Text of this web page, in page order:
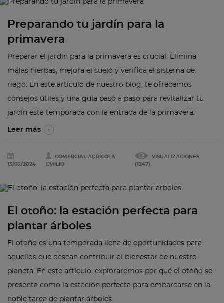
Preparando tu jardín para la
primavera
Preparar el jardín para la primavera es crucial. Elimina
malas hierbas, mejora el suelo y verifica el sistema de
riego. En este artículo de nuestro blog, te ofrecemos
consejos útiles y una guía paso a paso para revitalizar tu
jardín esta temporada con la entrada de la primavera.
Leer más
13/02/2024
COMERCIAL AGRÍCOLA
EMILIO
VISUALIZACIONES
(1247)
El otoño: la estación perfecta para
plantar árboles
El otoño es una temporada llena de oportunidades para
aquellos que desean contribuir al bienestar de nuestro
planeta. En este artículo, exploraremos por qué el otoño se
presenta como la estación perfecta para embarcarse en la
noble tarea de plantar árboles.